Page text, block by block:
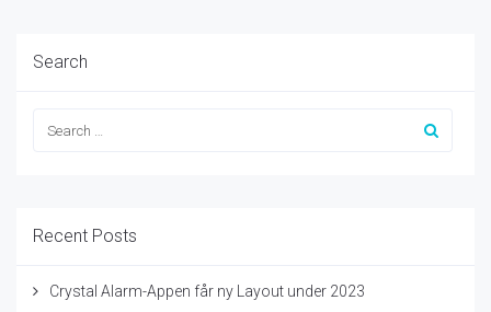
Search
Recent Posts
Crystal Alarm-Appen får ny Layout under 2023